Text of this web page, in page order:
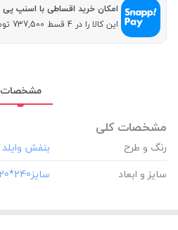
امکان خرید اقساطی با اسنپ پی
این کالا را در 4 قسط 737,500 تومانی بخرید
مشخصات
مشخصات کلی
رنگ و طرح
سایز و ابعاد